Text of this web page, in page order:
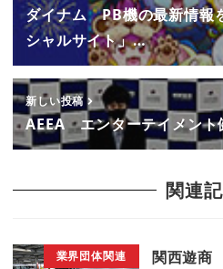
ダイナム PB機の最新情報
シャルサイト」…
新しい投稿
AEEA エンターテイメント
関連
業界団体関連
関西遊商